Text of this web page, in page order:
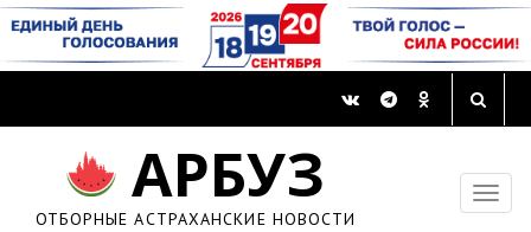
АРБУЗ
ОТБОРНЫЕ АСТРАХАНСКИЕ НОВОСТИ